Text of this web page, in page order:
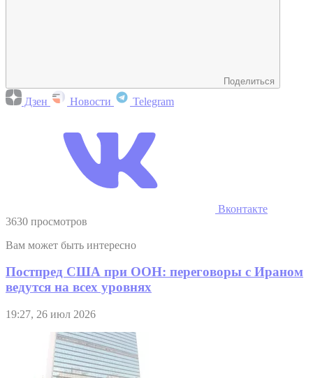
Поделиться
Дзен Новости Telegram
Вконтакте
3630 просмотров
Вам может быть интересно
Постпред США при ООН: переговоры с Ираном
ведутся на всех уровнях
19:27, 26 июл 2026